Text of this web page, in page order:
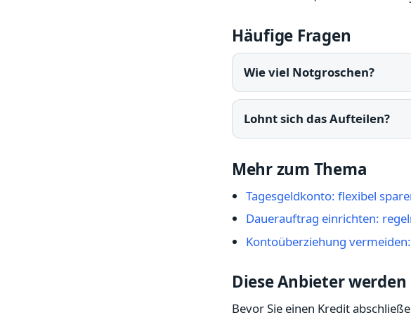
Häufige Fragen
Wie viel Notgroschen?
Lohnt sich das Aufteilen?
Mehr zum Thema
Tagesgeldkonto: flexibel
Dauerauftrag einrichten:
Kontoüberziehung
Diese Anbieter
Bevor Sie einen Kredit